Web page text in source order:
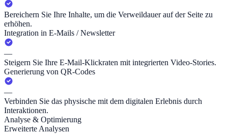
Bereichern Sie Ihre Inhalte, um die Verweildauer auf der Seite zu
erhöhen.
Integration in E-Mails / Newsletter
—
Steigern Sie Ihre E-Mail-Klickraten mit integrierten Video-Stories.
Generierung von QR-Codes
—
Verbinden Sie das physische mit dem digitalen Erlebnis durch
Interaktionen.
Analyse & Optimierung
Erweiterte Analysen